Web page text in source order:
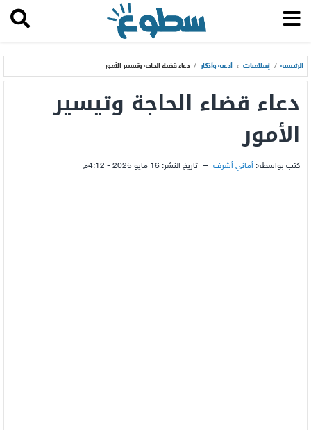
الرئيسية / إسلاميات ، أدعية وأذكار / دعاء قضاء الحاجة وتيسير الأمور
دعاء قضاء الحاجة وتيسير
الأمور
كتب بواسطة: أماني أشرف – تاريخ النشر: 16 مايو 2025 - 4:12م